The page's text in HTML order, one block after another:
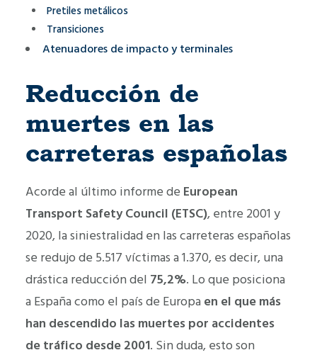
Pretiles metálicos
Transiciones
Atenuadores de impacto y terminales
Reducción de
muertes en las
carreteras españolas
Acorde al último informe de European
Transport Safety Council (ETSC), entre 2001 y
2020, la siniestralidad en las carreteras españolas
se redujo de 5.517 víctimas a 1.370, es decir, una
drástica reducción del 75,2%. Lo que posiciona
a España como el país de Europa en el que más
han descendido las muertes por accidentes
de tráfico desde 2001. Sin duda, esto son